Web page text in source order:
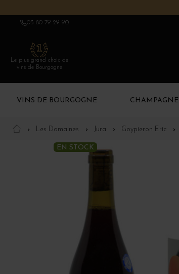
03 80 79 29 90
Le plus grand choix de
vins de Bourgogne
VINS DE BOURGOGNE CHAMPAGNE
Les Domaines Jura Goypieron Eric
EN STOCK